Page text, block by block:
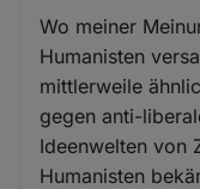
Wo meiner
Humanisten
mittlerweile
gegen anti-
Ideenwelten von
Humanisten